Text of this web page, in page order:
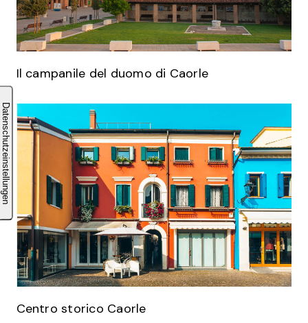
Il campanile del duomo di Caorle
Centro storico Caorle